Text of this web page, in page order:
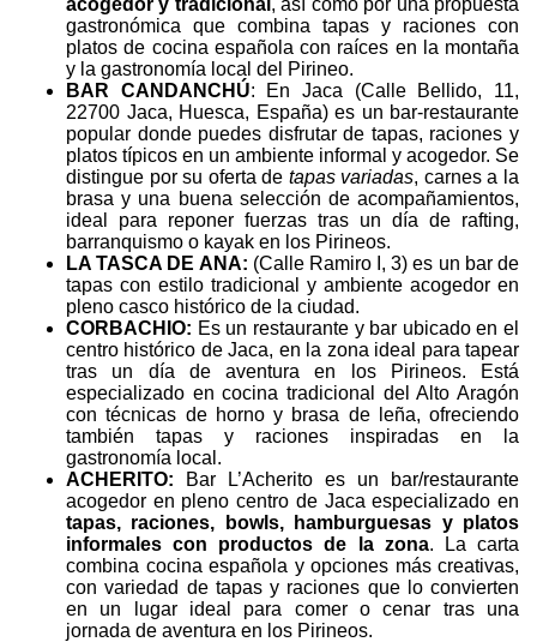
gastronómica que combina tapas y raciones con
platos de cocina española con raíces en la montaña
y la gastronomía local del Pirineo.
BAR CANDANCHÚ: En Jaca (Calle Bellido, 11,
22700 Jaca, Huesca, España) es un bar-restaurante
popular donde puedes disfrutar de tapas, raciones y
platos típicos en un ambiente informal y acogedor. Se
distingue por su oferta de tapas variadas, carnes a la
brasa y una buena selección de acompañamientos,
ideal para reponer fuerzas tras un día de rafting,
barranquismo o kayak en los Pirineos.
LA TASCA DE ANA: (Calle Ramiro I, 3) es un bar de
tapas con estilo tradicional y ambiente acogedor en
pleno casco histórico de la ciudad.
CORBACHIO: Es un restaurante y bar ubicado en el
centro histórico de Jaca, en la zona ideal para tapear
tras un día de aventura en los Pirineos. Está
especializado en cocina tradicional del Alto Aragón
con técnicas de horno y brasa de leña, ofreciendo
también tapas y raciones inspiradas en la
gastronomía local.
ACHERITO:
Bar L’Acherito es un bar/restaurante
acogedor en pleno centro de Jaca especializado en
tapas, raciones, bowls, hamburguesas y platos
informales con productos de la zona. La carta
combina cocina española y opciones más creativas,
con variedad de tapas y raciones que lo convierten
en un lugar ideal para comer o cenar tras una
jornada de aventura en los Pirineos.